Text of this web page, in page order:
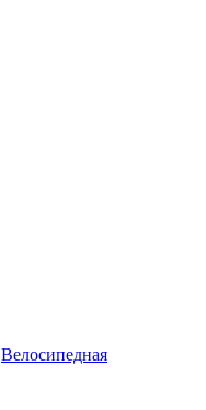
Велосипедная